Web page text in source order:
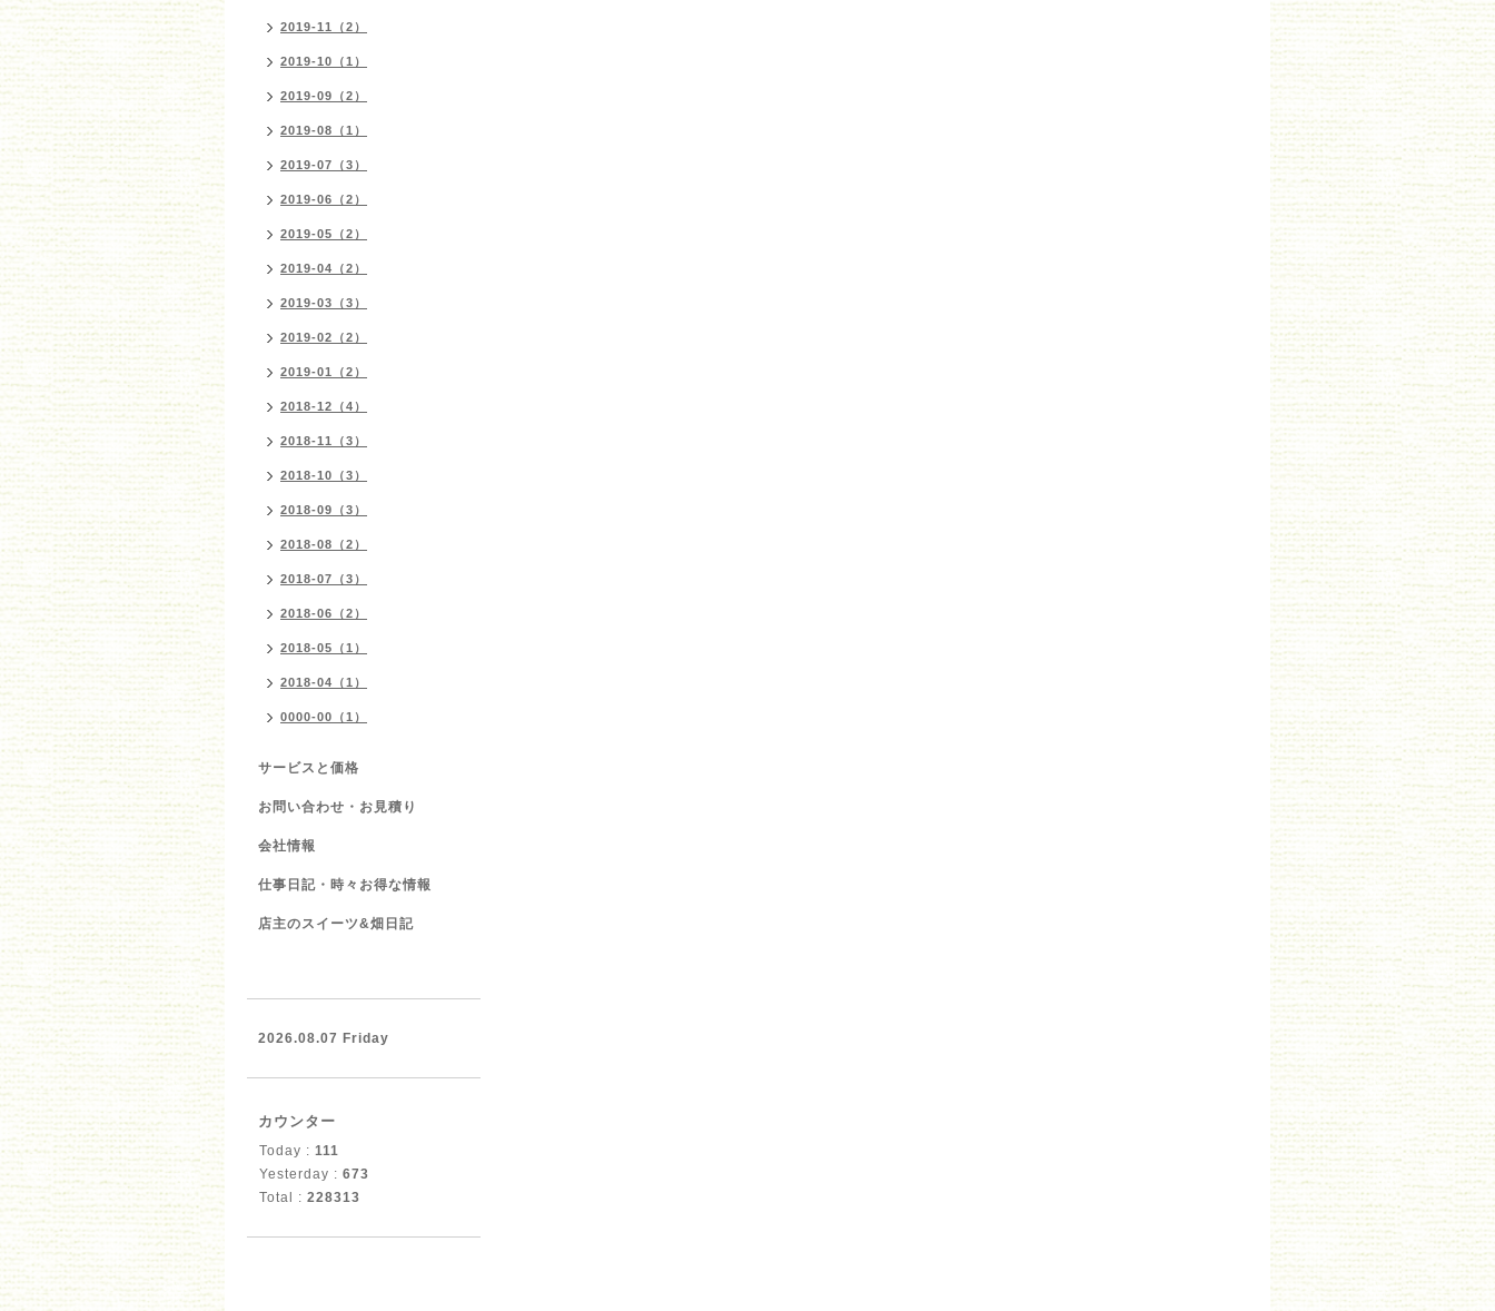
2019-11（2）
2019-10（1）
2019-09（2）
2019-08（1）
2019-07（3）
2019-06（2）
2019-05（2）
2019-04（2）
2019-03（3）
2019-02（2）
2019-01（2）
2018-12（4）
2018-11（3）
2018-10（3）
2018-09（3）
2018-08（2）
2018-07（3）
2018-06（2）
2018-05（1）
2018-04（1）
0000-00（1）
サービスと価格
お問い合わせ・お見積り
会社情報
仕事日記・時々お得な情報
店主のスイーツ&畑日記
2026.08.07 Friday
カウンター
Today : 111
Yesterday : 673
Total : 228313